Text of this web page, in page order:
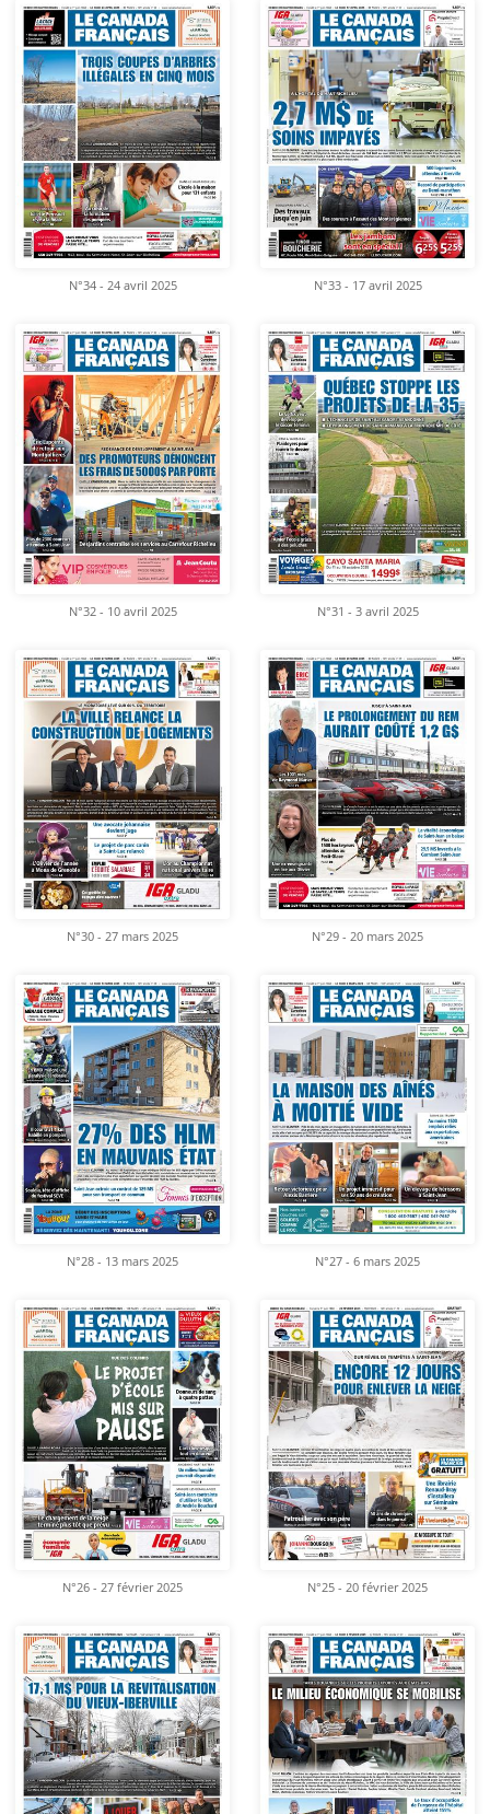
N°34 - 24 avril 2025 N°33 - 17 avril 2025
N°32 - 10 avril 2025 N°31 - 3 avril 2025
N°30 - 27 mars 2025 N°29 - 20 mars 2025
N°28 - 13 mars 2025 N°27 - 6 mars 2025
N°26 - 27 février 2025 N°25 - 20 février 2025